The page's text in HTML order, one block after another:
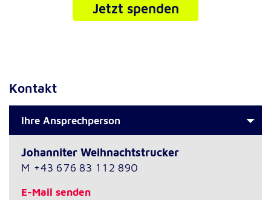
Jetzt spenden
Kontakt
Ihre Ansprechperson
Johanniter Weihnachtstrucker
M +43 676 83 112 890
E-Mail senden